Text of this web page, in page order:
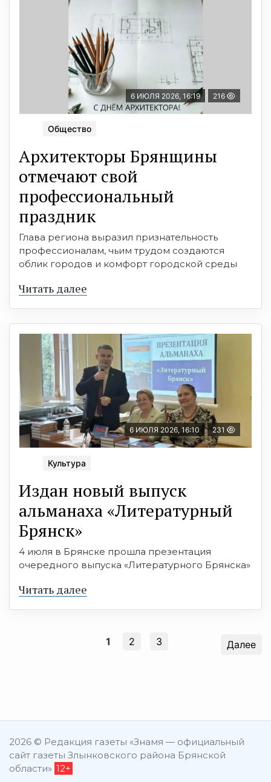
6 ИЮЛЯ 2026, 16:19 216
Общество
Архитекторы Брянщины
отмечают свой
профессиональный
праздник
Глава региона выразил признательность
профессионалам, чьим трудом создаются
облик городов и комфорт городской среды
Читать далее
6 ИЮЛЯ 2026, 16:10 231
Культура
Издан новый выпуск
альманаха «Литературный
Брянск»
4 июля в Брянске прошла презентация
очередного выпуска «Литературного Брянска»
Читать далее
1 2 3 Далее
2026 © Редакция газеты «Знамя — официальный
сайт газеты Злынковского района Брянской
области» 12+